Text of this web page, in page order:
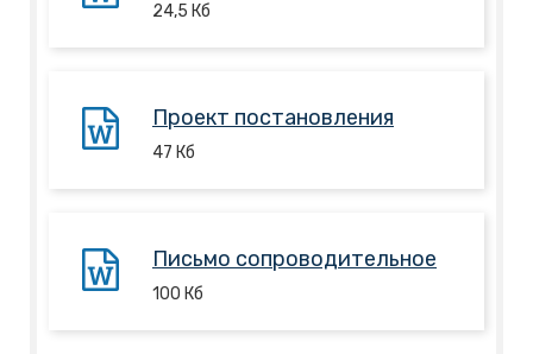
24,5 Кб
Проект постановления
47 Кб
Письмо сопроводительное
100 Кб